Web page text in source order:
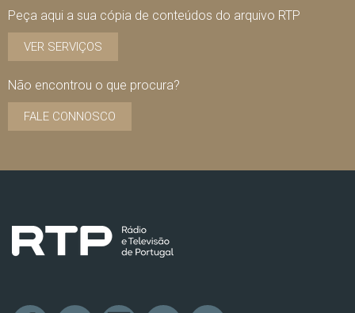
Peça aqui a sua cópia de conteúdos do arquivo RTP
VER SERVIÇOS
Não encontrou o que procura?
FALE CONNOSCO